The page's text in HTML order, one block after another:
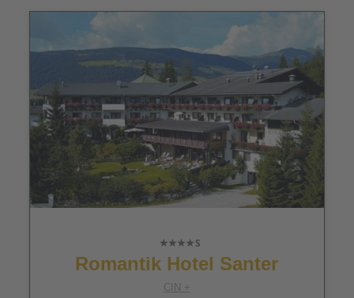
Romantik Hotel Santer
CIN +